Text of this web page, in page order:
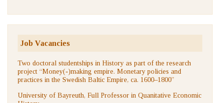
Job Vacancies
Two doctoral studentships in History as part of the research
project “Money(-)making empire. Monetary policies and
practices in the Swedish Baltic Empire, ca. 1600–1800”
University of Bayreuth, Full Professor in Quanitative Economic